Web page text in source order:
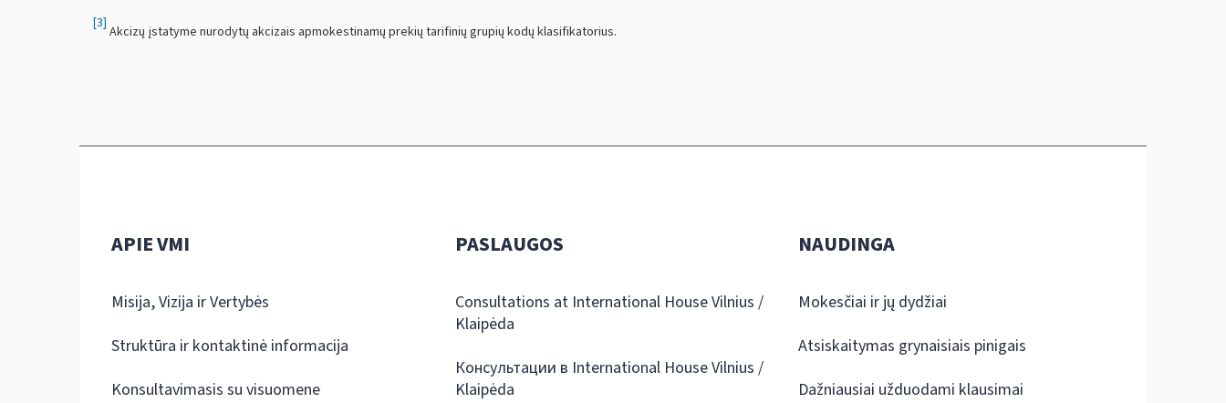
[3]
Akcizų įstatyme nurodytų akcizais apmokestinamų prekių tarifinių grupių kodų klasifikatorius.
APIE VMI
Misija, Vizija ir Vertybės
Struktūra ir kontaktinė informacija
Konsultavimasis su visuomene
PASLAUGOS
Consultations at International House Vilnius /
Klaipėda
Консультации в International House Vilnius /
Klaipėda
NAUDINGA
Mokesčiai ir jų dydžiai
Atsiskaitymas grynaisiais pinigais
Dažniausiai užduodami klausimai